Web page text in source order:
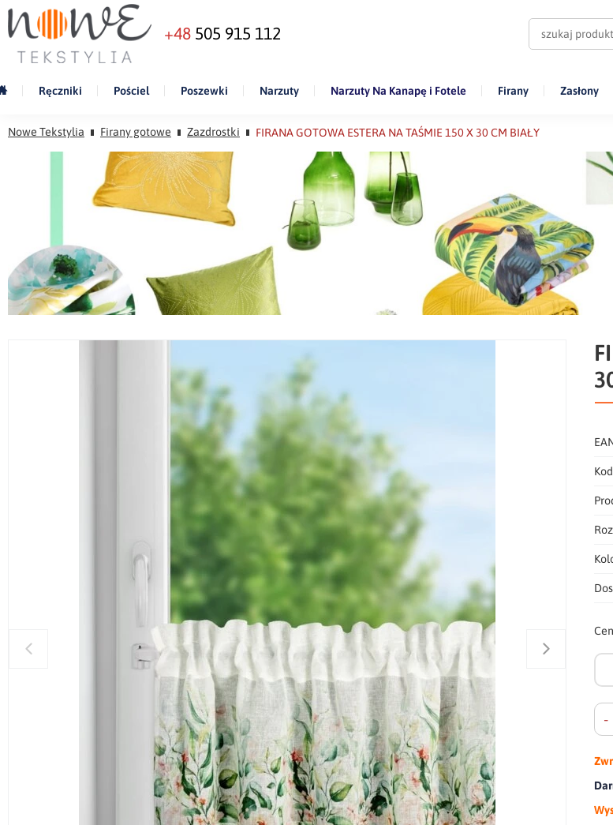
+48 505 915 112
Ręczniki Pościel Poszewki Narzuty Narzuty Na Kanapę i Fotele Firany Zasłony
Nowe Tekstylia Firany gotowe Zazdrostki FIRANA GOTOWA ESTERA NA TAŚMIE 150 X 30 CM BIAŁY
-